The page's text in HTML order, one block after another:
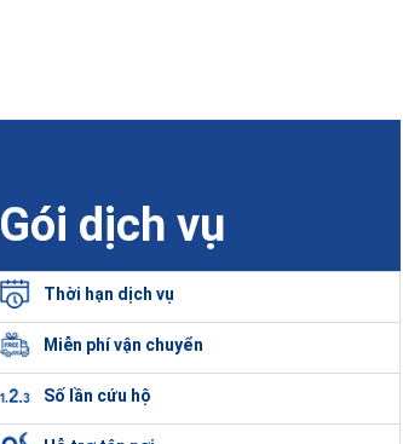
Gói dịch vụ
Thời hạn dịch vụ
Miễn phí vận chuyển
Số lần cứu hộ